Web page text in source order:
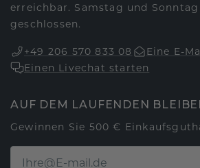
erreichbar. Samstag und
geschlossen.
+49 206 570 833 08
Eine E-
Einen Livechat starten
AUF DEM LAUFENDEN
Gewinnen Sie 500 €